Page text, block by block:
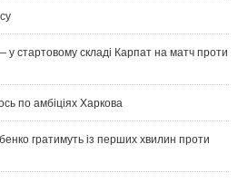
у стартовому складі Карпат на матч проти
по амбіціях Харкова
гратимуть із перших хвилин проти